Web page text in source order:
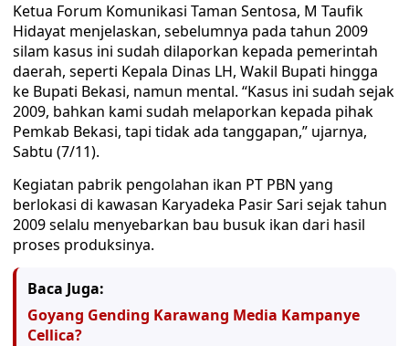
Ketua Forum Komunikasi Taman Sentosa, M Taufik
Hidayat menjelaskan, sebelumnya pada tahun 2009
silam kasus ini sudah dilaporkan kepada pemerintah
daerah, seperti Kepala Dinas LH, Wakil Bupati hingga
ke Bupati Bekasi, namun mental. “Kasus ini sudah sejak
2009, bahkan kami sudah melaporkan kepada pihak
Pemkab Bekasi, tapi tidak ada tanggapan,” ujarnya,
Sabtu (7/11).
Kegiatan pabrik pengolahan ikan PT PBN yang
berlokasi di kawasan Karyadeka Pasir Sari sejak tahun
2009 selalu menyebarkan bau busuk ikan dari hasil
proses produksinya.
Baca Juga:
Goyang Gending Karawang Media Kampanye
Cellica?